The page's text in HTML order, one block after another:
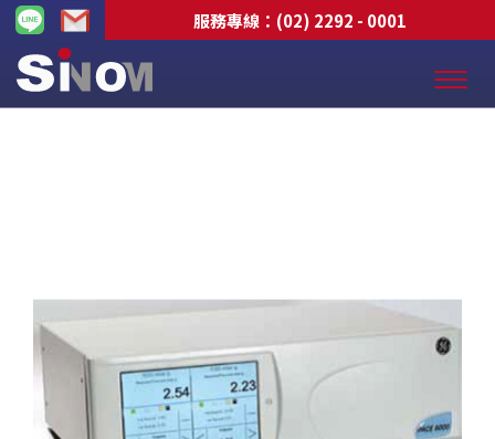
服務專線： (02) 2292 - 0001